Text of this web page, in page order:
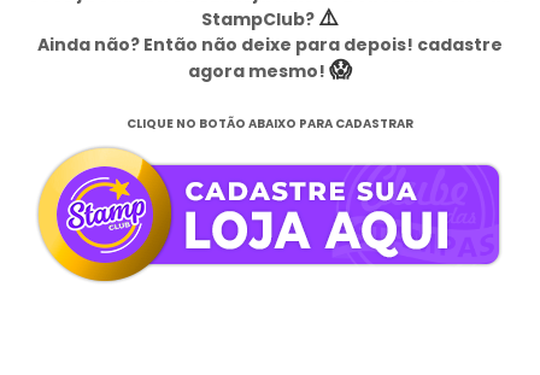
StampClub? ⚠️
Ainda não? Então não deixe para depois! cadastre
agora mesmo! 😱
CLIQUE NO BOTÃO ABAIXO PARA CADASTRAR